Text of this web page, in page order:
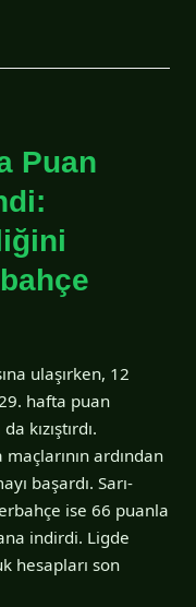
Puan
ulaşırken, 12
hafta puan
kızıştırdı.
ardından
başardı. Sarı-
ise 66 puanla
indirdi. Ligde
hesapları son